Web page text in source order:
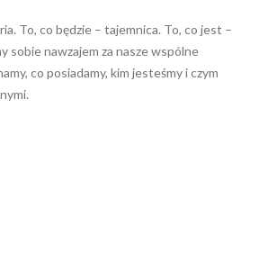
To, co będzie – tajemnica. To, co jest –
sobie nawzajem za nasze wspólne
co posiadamy, kim jesteśmy i czym